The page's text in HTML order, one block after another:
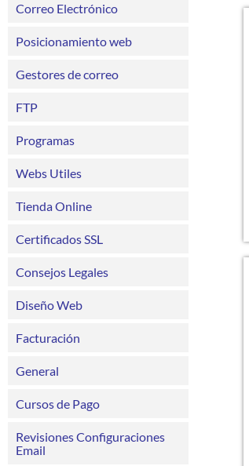
Correo Electrónico
Posicionamiento web
Gestores de correo
FTP
Programas
Webs Utiles
Tienda Online
Certificados SSL
Consejos Legales
Diseño Web
Facturación
General
Cursos de Pago
Revisiones Configuraciones
Email